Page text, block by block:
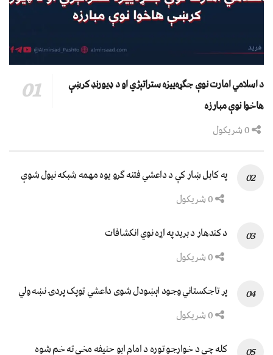
د اسلامي امارت نوې جګړه‌ییزه ستراتېژي او د ډیورنډ کرښې
هاخوا نوې مبارزه
په کابل ښار کې د داعشي فتنه ګرو يوه مهمه شبکه نيول شوې
د کندهار د برید په اړه نوي انکشافات
پر تاجکستاني وجود اېښودل شوی داعشي ټوپک پردۍ نښه ولي
کله چې د خوارجو توره د امام ابو حنیفه مخې ته خم شوه